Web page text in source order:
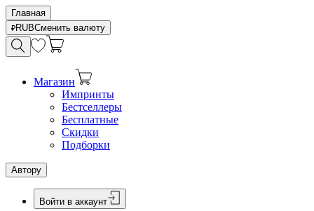
Главная
RUBСменить валюту
Магазин
Импринты
Бестселлеры
Бесплатные
Скидки
Подборки
Автору
Войти в аккаунт